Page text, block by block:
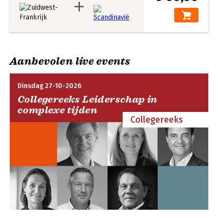
Aanbevolen live events
Dinsdag 27-10-2026
Collegereeks Leiderschap in
complexe tijden
Collegereeks